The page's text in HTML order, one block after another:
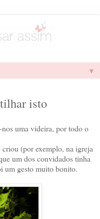
▼
isto
uma videira, por todo o
criou (por exemplo, na igreja
um dos convidados tinha
um gesto muito bonito.